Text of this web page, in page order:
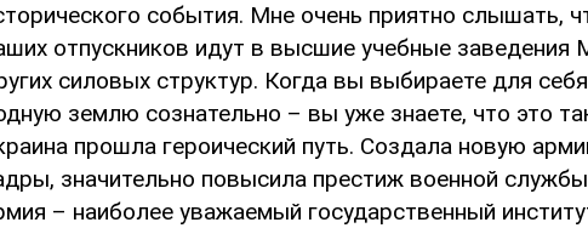
события. Мне очень приятно слышать,
отпускников идут в высшие учебные заведения
силовых структур. Когда вы выбираете для
землю сознательно – вы уже знаете, что это
прошла героический путь. Создала новую
значительно повысила престиж военной
– наиболее уважаемый государственный